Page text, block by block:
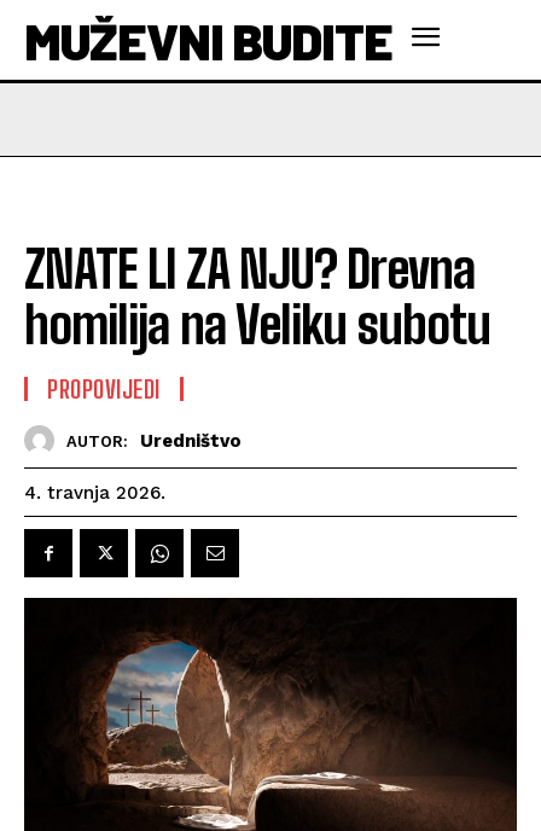
MUŽEVNI BUDITE
ZNATE LI ZA NJU? Drevna
homilija na Veliku subotu
PROPOVIJEDI
AUTOR: Uredništvo
4. travnja 2026.